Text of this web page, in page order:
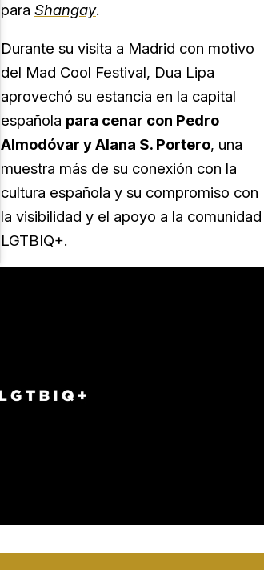
para Shangay.
Durante su visita a Madrid con motivo
del Mad Cool Festival, Dua Lipa
aprovechó su estancia en la capital
española para cenar con Pedro
Almodóvar y Alana S. Portero, una
muestra más de su conexión con la
cultura española y su compromiso con
la visibilidad y el apoyo a la comunidad
LGTBIQ+.